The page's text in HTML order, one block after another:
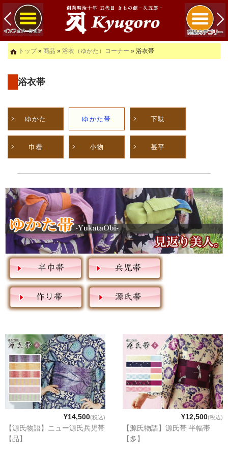
トップ» 商品 » 浴衣（ゆかた）コーナー » 浴衣帯
浴衣帯
ゆかた ゆかた帯 下駄
巾着 小物 甚平
¥14,500(税込)
【源氏物語】ニュー源氏兵児帯
【品】
¥12,500(税込)
【源氏物語】源氏帯 半幅帯
【多】